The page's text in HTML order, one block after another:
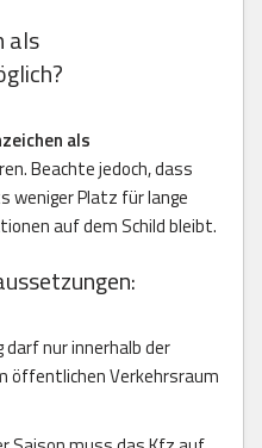
als
als
Beachte jedoch, dass
weniger Platz für lange
auf dem Schild bleibt.
darf nur innerhalb der
öffentlichen Verkehrsraum